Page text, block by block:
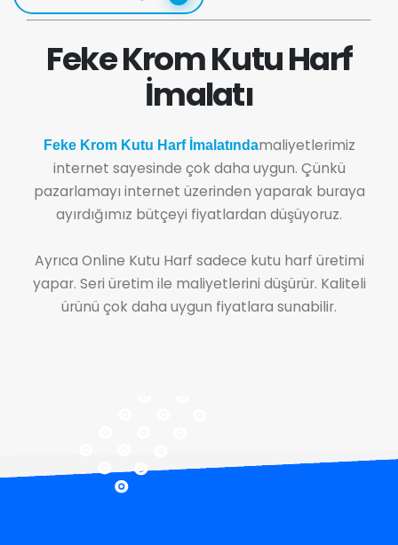
Feke Krom Kutu Harf
İmalatı
Feke Krom Kutu Harf İmalatındamaliyetlerimiz
internet sayesinde çok daha uygun. Çünkü
pazarlamayı internet üzerinden yaparak buraya
ayırdığımız bütçeyi fiyatlardan düşüyoruz.
Ayrıca Online Kutu Harf sadece kutu harf üretimi
yapar. Seri üretim ile maliyetlerini düşürür. Kaliteli
ürünü çok daha uygun fiyatlara sunabilir.